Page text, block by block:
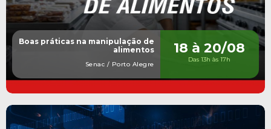
Boas práticas na manipulação de
alimentos
Senac / Porto Alegre
18 à 20/08
Das 13h às 17h